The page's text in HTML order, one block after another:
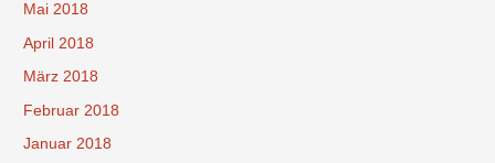
Mai 2018
April 2018
März 2018
Februar 2018
Januar 2018